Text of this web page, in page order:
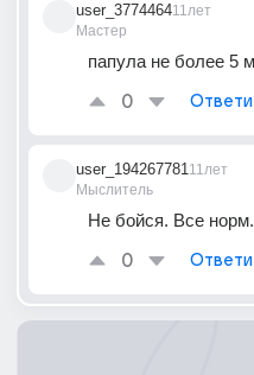
user_3774464
Мастер
11лет
папула не более 5
0
user_194267781
Мыслитель
11лет
Не бойся. Все норм.
0